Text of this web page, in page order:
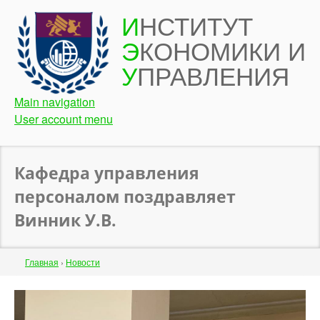
Перейти
основному
содержанию
ИНСТИТУТ
ЭКОНОМИКИ И
УПРАВЛЕНИЯ
Main navigation
User account menu
Кафедра управления
персоналом поздравляет
Винник У.В.
Строка
навигации
Главная › Новости
Back